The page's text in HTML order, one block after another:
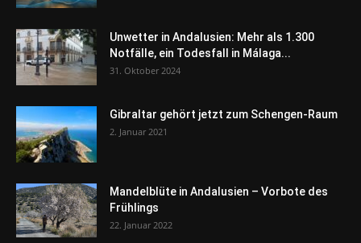
Unwetter in Andalusien: Mehr als 1.300
Notfälle, ein Todesfall in Málaga...
31. Oktober 2024
Gibraltar gehört jetzt zum Schengen-Raum
2. Januar 2021
Mandelblüte in Andalusien – Vorbote des
Frühlings
22. Januar 2022